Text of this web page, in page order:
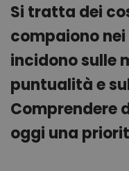
Si tratta dei
compaiono
incidono sulle
puntualità e
Comprendere
oggi una